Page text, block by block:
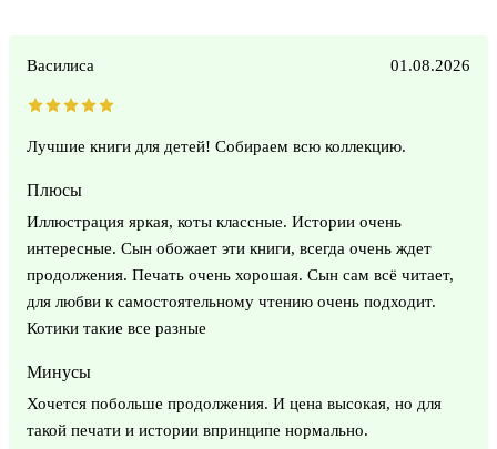
Василиса 01.08.2026
Лучшие книги для детей! Собираем всю коллекцию.
Плюсы
Иллюстрация яркая, коты классные. Истории очень
интересные. Сын обожает эти книги, всегда очень ждет
продолжения. Печать очень хорошая. Сын сам всё читает,
для любви к самостоятельному чтению очень подходит.
Котики такие все разные
Минусы
Хочется побольше продолжения. И цена высокая, но для
такой печати и истории впринципе нормально.